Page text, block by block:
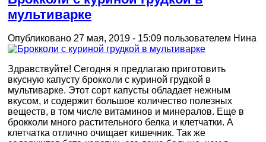
мультиварке
Опубликовано 27 мая, 2019 - 15:09 пользователем Нина
Здравствуйте! Сегодня я предлагаю приготовить
вкусную капусту брокколи с куриной грудкой в
мультиварке. Этот сорт капусты обладает нежным
вкусом, и содержит большое количество полезных
веществ, в том числе витаминов и минералов. Еще в
брокколи много растительного белка и клетчатки. А
клетчатка отлично очищает кишечник. Так же